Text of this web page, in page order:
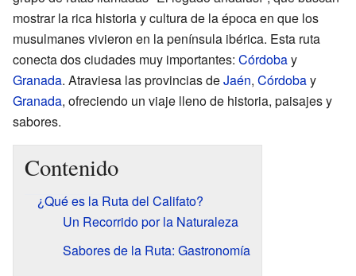
mostrar la rica historia y cultura de la época en que los
musulmanes vivieron en la península ibérica. Esta ruta
conecta dos ciudades muy importantes: Córdobay
Granada. Atraviesa las provincias deJaén, Córdobay
Granada, ofreciendo un viaje lleno de historia, paisajes y
sabores.
Contenido
¿Qué es la Ruta del Califato?
Un Recorrido por la Naturaleza
Sabores de la Ruta: Gastronomía